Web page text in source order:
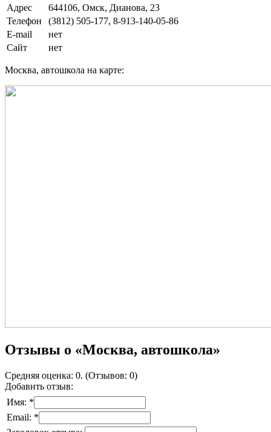
Адрес
644106, Омск, Дианова, 23
Телефон
(3812) 505-177, 8-913-140-05-86
E-mail
нет
Сайт
нет
Москва, автошкола на карте:
Отзывы о «Москва, автошкола»
Средняя оценка: 0. (Отзывов: 0)
Добавить отзыв:
Имя: *
Email: *